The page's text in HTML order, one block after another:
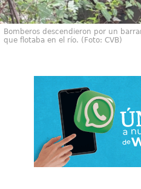
Bomberos descendieron por un
que flotaba en el río. (Foto: CVB)